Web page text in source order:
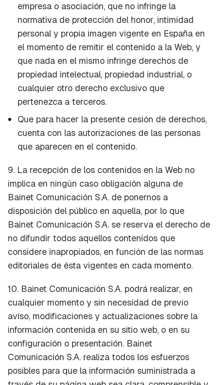
empresa o asociación, que no infringe la
normativa de protección del honor, intimidad
personal y propia imagen vigente en España en
el momento de remitir el contenido a la Web, y
que nada en el mismo infringe derechos de
propiedad intelectual, propiedad industrial, o
cualquier otro derecho exclusivo que
pertenezca a terceros.
Que para hacer la presente cesión de derechos,
cuenta con las autorizaciones de las personas
que aparecen en el contenido.
9. La recepción de los contenidos en la Web no
implica en ningún caso obligación alguna de
Bainet Comunicación S.A. de ponernos a
disposición del público en aquella, por lo que
Bainet Comunicación S.A. se reserva el derecho de
no difundir todos aquellos contenidos que
considere inapropiados, en función de las normas
editoriales de ésta vigentes en cada momento.
10. Bainet Comunicación S.A. podrá realizar, en
cualquier momento y sin necesidad de previo
aviso, modificaciones y actualizaciones sobre la
información contenida en su sitio web, o en su
configuración o presentación. Bainet
Comunicación S.A. realiza todos los esfuerzos
posibles para que la información suministrada a